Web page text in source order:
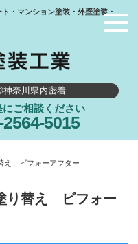
・マンション塗装・外壁塗装・
奈川県内密着
にご相談ください
2564-5015
ビフォーアフター
替え ビフォー